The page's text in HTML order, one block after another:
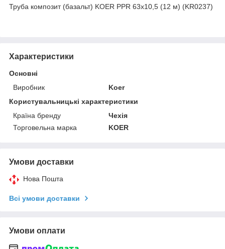
Труба композит (базальт) KOER PPR 63x10,5 (12 м) (KR0237)
Характеристики
Основні
Виробник
Koer
Користувальницькі характеристики
Країна бренду
Чехія
Торговельна марка
KOER
Умови доставки
Нова Пошта
Всі умови доставки
Умови оплати